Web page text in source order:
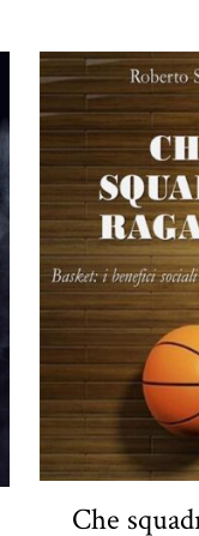
Che